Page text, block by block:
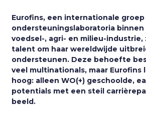
Eurofins, een internationale
ondersteuningslaboratoria binnen
voedsel-, agri- en milieu-
talent om haar wereldwijde
ondersteunen. Deze behoefte
veel multinationals, maar Eurofins
hoog: alleen WO(+) geschoolde,
potentials met een steil
beeld.